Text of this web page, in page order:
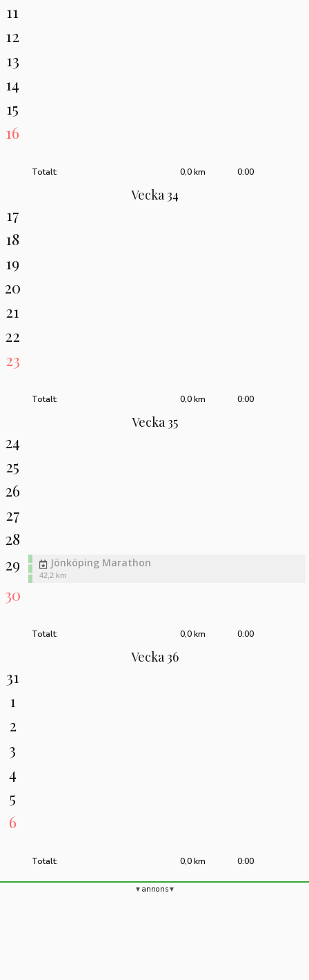
11
12
13
14
15
16
Totalt: 0:00
0,0 km
Vecka 34
17
18
19
20
21
22
23
Totalt: 0:00
0,0 km
Vecka 35
24
25
26
27
28
29
Jönköping Marathon
42,2 km
30
Totalt: 0:00
0,0 km
Vecka 36
31
1
2
3
4
5
6
Totalt: 0:00
0,0 km
annons